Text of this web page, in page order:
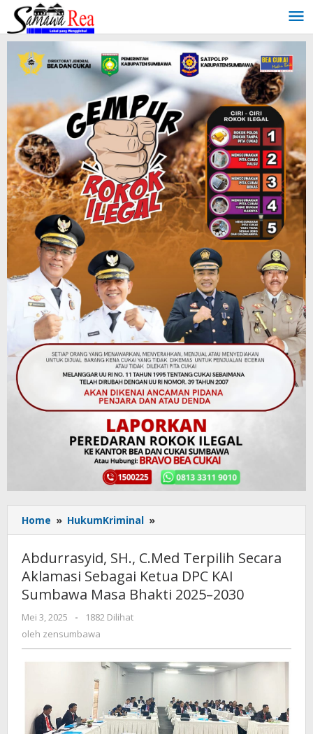
Lewati
konten
Home » HukumKriminal »
SH.,
C.Med
Terpilih
Secara
Aklamasi
KAI
Sumbawa
Bhakti
2025–
2030
Abdurrasyid, SH., C.Med Terpilih Secara
Aklamasi Sebagai Ketua DPC KAI
Sumbawa Masa Bhakti 2025–2030
Mei 3, 2025
oleh
zensumbawa
-
1882 Dilihat
oleh zensumbawa